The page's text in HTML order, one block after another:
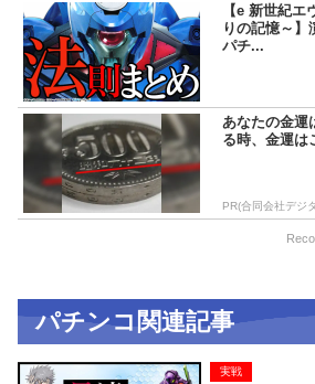
【e 新世紀
りの記憶～】
パチ...
あなたの金運
る時、金運は
PR(合同会社デジ
パチンコ関連記事
実戦